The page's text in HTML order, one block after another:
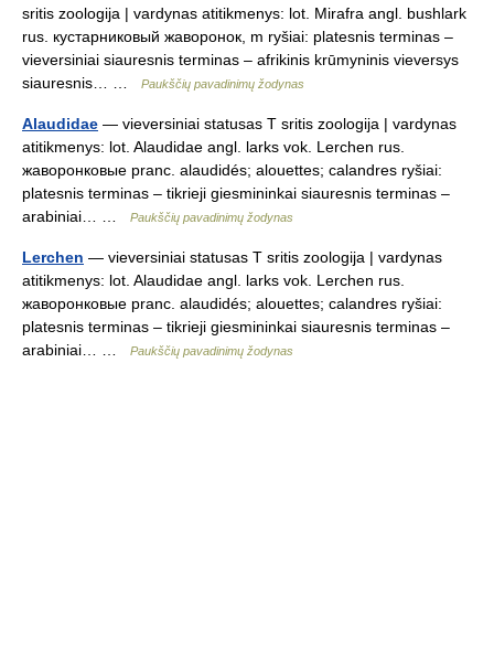
sritis zoologija | vardynas atitikmenys: lot. Mirafra angl. bushlark
rus. кустарниковый жаворонок, m ryšiai: platesnis terminas –
vieversiniai siauresnis terminas – afrikinis krūmyninis vieversys
siauresnis… …
Paukščių pavadinimų žodynas
Alaudidae — vieversiniai statusas T sritis zoologija | vardynas
atitikmenys: lot. Alaudidae angl. larks vok. Lerchen rus.
жаворонковые pranc. alaudidés; alouettes; calandres ryšiai:
platesnis terminas – tikrieji giesmininkai siauresnis terminas –
arabiniai… …
Paukščių pavadinimų žodynas
Lerchen — vieversiniai statusas T sritis zoologija | vardynas
atitikmenys: lot. Alaudidae angl. larks vok. Lerchen rus.
жаворонковые pranc. alaudidés; alouettes; calandres ryšiai:
platesnis terminas – tikrieji giesmininkai siauresnis terminas –
arabiniai… …
Paukščių pavadinimų žodynas